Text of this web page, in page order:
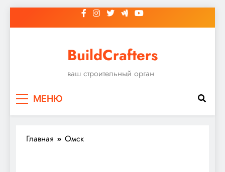
к
BuildCrafters
ваш строительный орган
МЕНЮ
Главная Омск